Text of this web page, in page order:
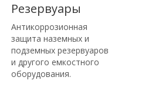
Резервуары
Антикоррозионная
защита наземных и
подземных резервуаров
и другого емкостного
оборудования.